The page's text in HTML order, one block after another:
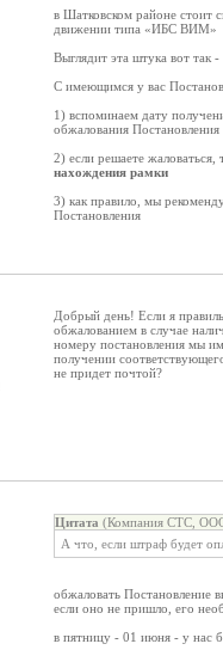
в Шатковском районе стоит
движении типа «ИБС ВИМ»
Выглядит эта штука вот так -
С имеющимся у вас
1) вспоминаем дату
обжалования Постановления
2) если решаете
нахождения рамки
3) как правило, мы
Постановления
Добрый день! Если я
обжалованием в случае
номеру постановления мы
получении
не придет почтой?
Цитата (Компания СТС,
А что, если штраф будет
обжаловать
если оно не пришло, его
в пятницу - 01 июня - у нас